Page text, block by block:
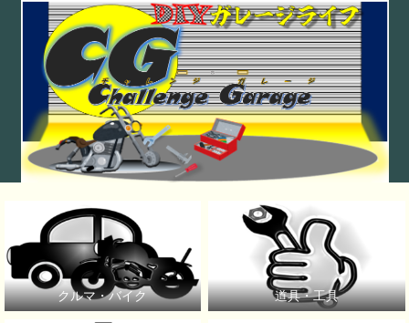
クルマ・バイク 道具・工具